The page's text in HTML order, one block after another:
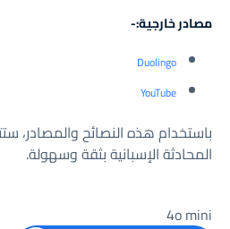
مصادر خارجية:-
Duolingo
YouTube
باستخدام هذه النصائح والمصادر،
المحادثة الإسبانية بثقة وسهولة.
4o mini